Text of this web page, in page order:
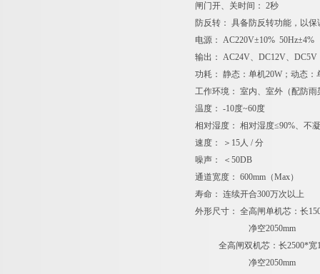
闸门开、关时间： 2秒
防反转： 具备防反转功能，以
电源： AC220V±10% 50Hz±4%
输出： AC24V、DC12V、DC5V
功耗： 静态：单机20W；动态：
工作环境： 室内、室外（配防
温度： -10度~60度
相对湿度： 相对湿度≤90%、不
速度： ＞15人 / 分
噪声： ＜50DB
通道宽度： 600mm（Max）
寿命： 连续开合300万次以上
外形尺寸： 全高闸单机芯：长
净空2050mm
全高闸双机芯：长2500*宽
净空2050mm